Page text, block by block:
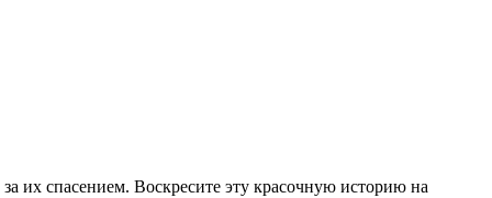
их спасением. Воскресите эту красочную историю на